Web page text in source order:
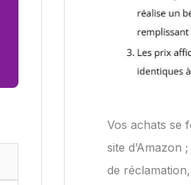
Vos achats se
site d’Amazon
de